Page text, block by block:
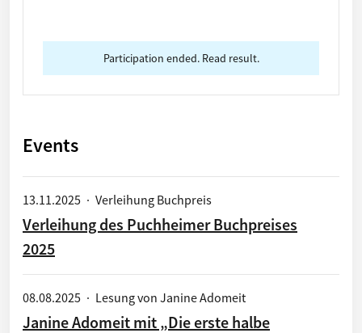
gespeichert.
Participation ended. Read result.
Events
13.11.2025 · Verleihung Buchpreis
Verleihung des Puchheimer Buchpreises
2025
08.08.2025 · Lesung von Janine Adomeit
Janine Adomeit mit „Die erste halbe